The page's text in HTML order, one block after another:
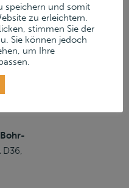
1
D36,
speichern und somit
zu erleichtern.
stimmen Sie der
Sie können jedoch
um Ihre